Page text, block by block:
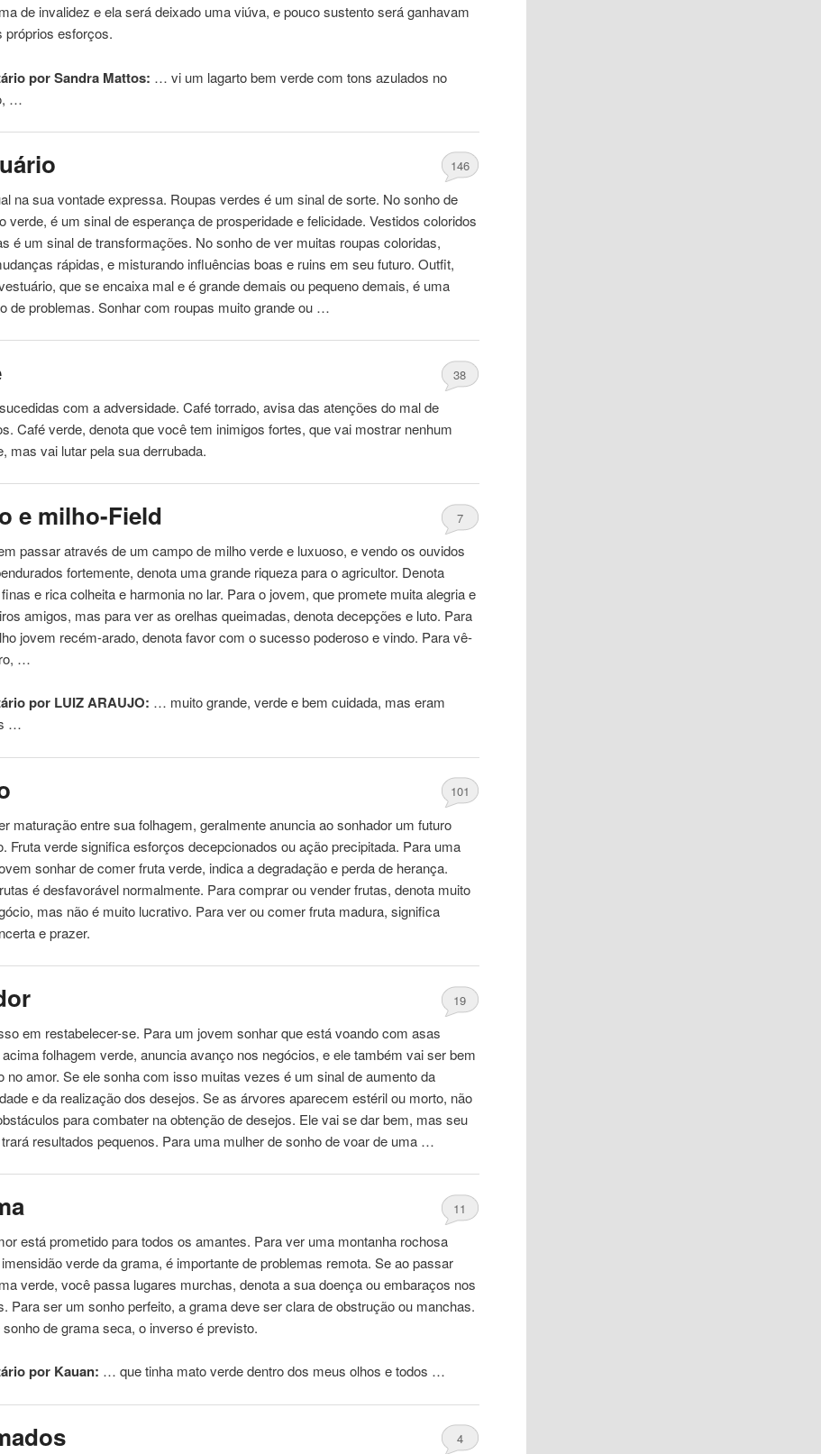
de invalidez e ela será deixado uma viúva, e pouco sustento será ganhavam
próprios esforços.
por Sandra Mattos: … vi um lagarto bemverdecom tons azulados no
…
146
na sua vontade expressa. Roupas verdes é um sinal de sorte. No sonho de
verde, é um sinal de esperança de prosperidade e felicidade. Vestidos coloridos
é um sinal de transformações. No sonho de ver muitas roupas coloridas,
rápidas, e misturando influências boas e ruins em seu futuro. Outfit,
que se encaixa mal e é grande demais ou pequeno demais, é uma
de problemas. Sonhar com roupas muito grande ou …
38
com a adversidade. Café torrado, avisa das atenções do mal de
Caféverde, denota que você tem inimigos fortes, que vai mostrar nenhum
mas vai lutar pela sua derrubada.
e milho-Field 7
passar através de um campo de milhoverdee luxuoso, e vendo os ouvidos
fortemente, denota uma grande riqueza para o agricultor. Denota
e rica colheita e harmonia no lar. Para o jovem, que promete muita alegria e
amigos, mas para ver as orelhas queimadas, denota decepções e luto. Para
jovem recém-arado, denota favor com o sucesso poderoso e vindo. Para vê-
…
por LUIZ ARAUJO: … muito grande,verdee bem cuidada, mas eram
…
101
maturação entre sua folhagem, geralmente anuncia ao sonhador um futuro
Frutaverdesignifica esforços decepcionados ou ação precipitada. Para uma
sonhar de comer frutaverde, indica a degradação e perda de herança.
é desfavorável normalmente. Para comprar ou vender frutas, denota muito
mas não é muito lucrativo. Para ver ou comer fruta madura, significa
e prazer.
19
em restabelecer-se. Para um jovem sonhar que está voando com asas
folhagemverde, anuncia avanço nos negócios, e ele também vai ser bem
no amor. Se ele sonha com isso muitas vezes é um sinal de aumento da
e da realização dos desejos. Se as árvores aparecem estéril ou morto, não
para combater na obtenção de desejos. Ele vai se dar bem, mas seu
resultados pequenos. Para uma mulher de sonho de voar de uma …
11
está prometido para todos os amantes. Para ver uma montanha rochosa
verdeda grama, é importante de problemas remota. Se ao passar
verde, você passa lugares murchas, denota a sua doença ou embaraços nos
Para ser um sonho perfeito, a grama deve ser clara de obstrução ou manchas.
de grama seca, o inverso é previsto.
por Kauan: … que tinha matoverdedentro dos meus olhos e todos …
4